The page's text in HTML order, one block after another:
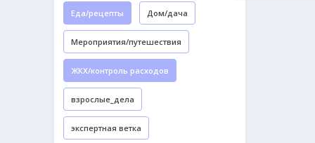
Еда/рецепты Дом/дача
Мероприятия/путешествия
ЖКХ/контроль расходов
взрослые_дела
экспертная ветка